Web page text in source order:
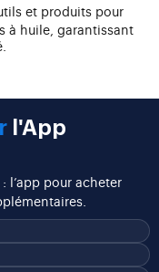
et produits pour
à huile, garantissant
l'App
l’app pour acheter